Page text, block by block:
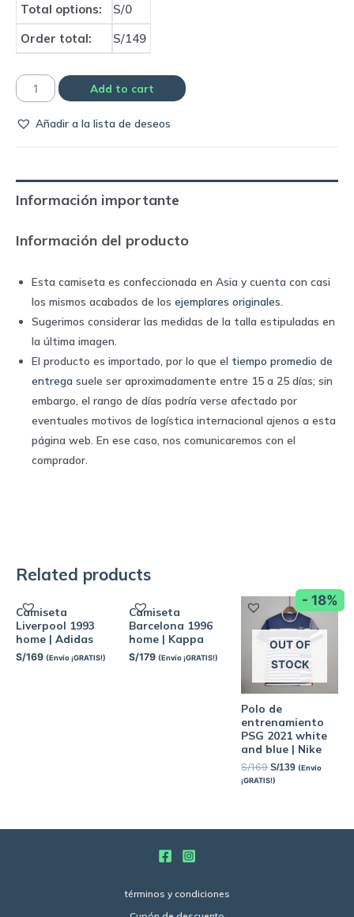
Total options:
S/0
Order total:
S/149
Camiseta
1993
Finta
quantity
Add to cart
Añadir a la lista de deseos
Información importante
Información del producto
Esta camiseta es confeccionada en Asia y cuenta con casi
los mismos acabados de los ejemplares originales
Sugerimos considerar las medidas de la talla estipuladas en
la última imagen.
El producto es importado, por lo que el tiempo promedio de
entrega suele ser aproximadamente entre 15 a 25 días; sin
embargo, el rango de días podría verse afectado por
eventuales motivos de logística internacional ajenos a esta
página web. En ese caso, nos comunicaremos con el
comprador.
Related products
Camiseta
Liverpool 1993
home | Adidas
S/169 (Envío ¡GRATIS!)
Camiseta
Barcelona 1996
home | Kappa
S/179 (Envío ¡GRATIS!)
- 18%
OUT OF
STOCK
Polo de
entrenamiento
PSG 2021 white
and blue | Nike
S/169 S/139 (Envío
¡GRATIS!)
términos y condiciones